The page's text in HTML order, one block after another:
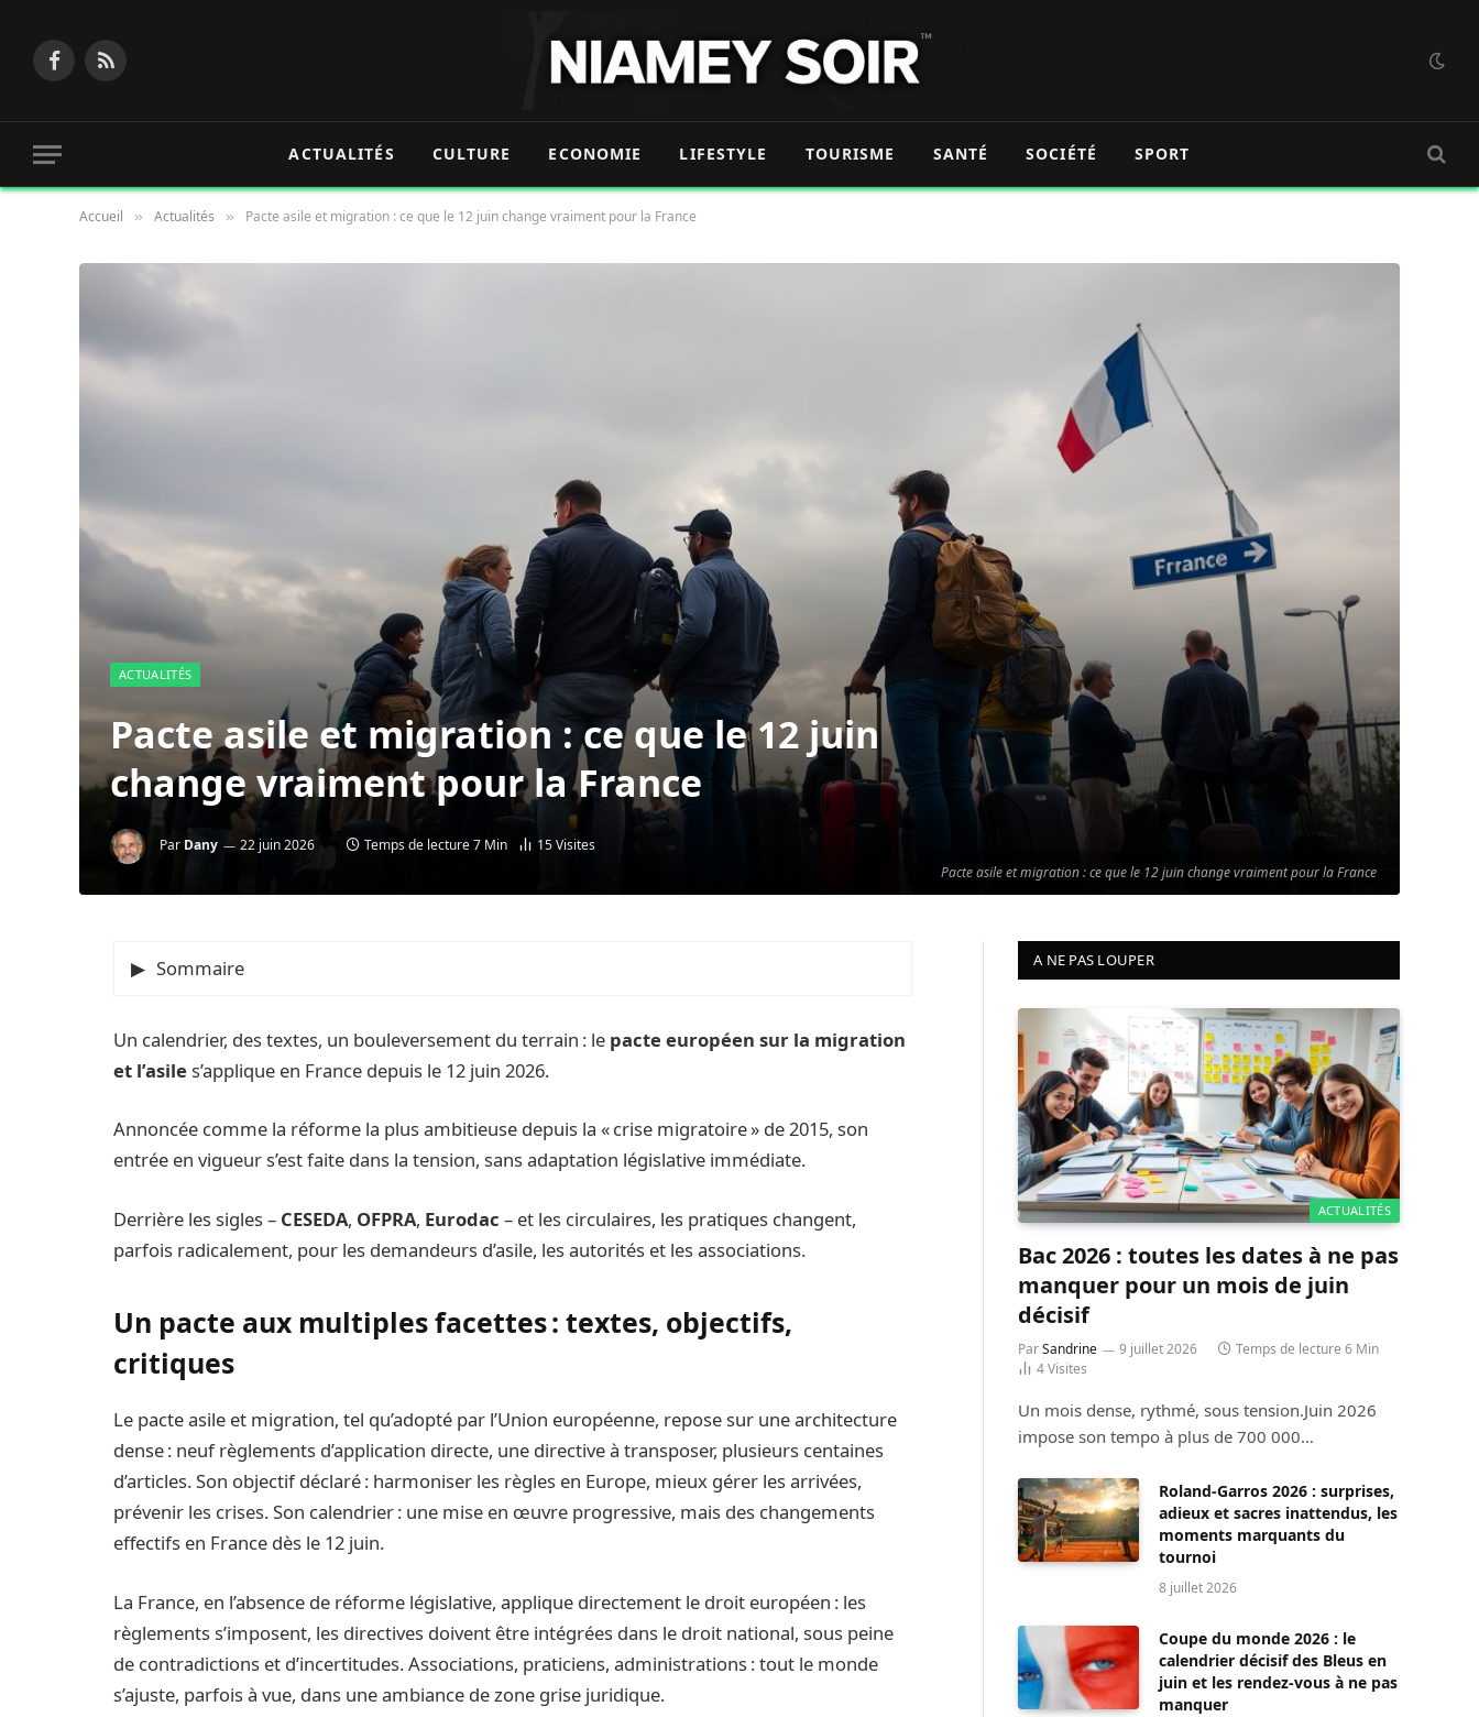
FacebookRSS
ACTUALITÉS CULTURE ECONOMIE LIFESTYLE TOURISME SANTÉ SOCIÉTÉ SPORT
Accueil » Actualités » Pacte asile et migration : ce que le 12 juin change vraiment pour la France
Pacte asile et migration : ce que le 12 juin change vraiment pour la France
ACTUALITÉS
Pacte asile et migration : ce que le 12 juin
change vraiment pour la France
Par Dany 22 juin 2026 Temps de lecture 7 Min 15Visites
Sommaire
Un calendrier, des textes, un bouleversement du terrain : le pacte européen sur la migration
et l’asile s’applique en France depuis le 12 juin 2026.
Annoncée comme la réforme la plus ambitieuse depuis la « crise migratoire » de 2015, son
entrée en vigueur s’est faite dans la tension, sans adaptation législative immédiate.
Derrière les sigles – CESEDA, OFPRA, Eurodac – et les circulaires, les pratiques changent,
parfois radicalement, pour les demandeurs d’asile, les autorités et les associations.
Un pacte aux multiples facettes : textes, objectifs,
critiques
Le pacte asile et migration, tel qu’adopté par l’Union européenne, repose sur une architecture
dense : neuf règlements d’application directe, une directive à transposer, plusieurs centaines
d’articles. Son objectif déclaré : harmoniser les règles en Europe, mieux gérer les arrivées,
prévenir les crises. Son calendrier : une mise en œuvre progressive, mais des changements
effectifs en France dès le 12 juin.
La France, en l’absence de réforme législative, applique directement le droit européen : les
règlements s’imposent, les directives doivent être intégrées dans le droit national, sous peine
de contradictions et d’incertitudes. Associations, praticiens, administrations : tout le monde
s’ajuste, parfois à vue, dans une ambiance de zone grise juridique.
A NE PAS LOUPER
ACTUALITÉS
Bac 2026 : toutes les dates à ne pas
manquer pour un mois de juin
décisif
ParSandrine 9 juillet 2026
Temps de lecture 6 Min
4Visites
Un mois dense, rythmé, sous tension.Juin 2026
impose son tempo à plus de 700 000…
Roland-Garros 2026 : surprises,
adieux et sacres inattendus, les
moments marquants du
tournoi
8 juillet 2026
Coupe du monde 2026 : le
calendrier décisif des Bleus en
juin et les rendez-vous à ne pas
manquer